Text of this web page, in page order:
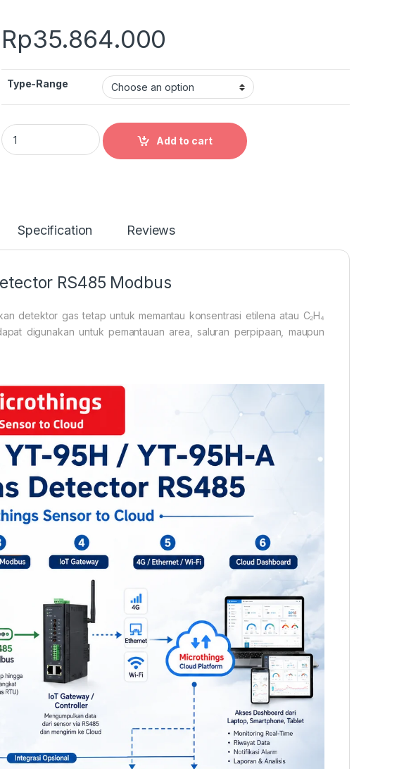
Rp35.864.000
Type-Range
YT-95HA C2H4 Ethylene Gas Detector quantity
Add to cart
Specification Reviews
RS485 Modbus
detektor gas tetap untuk memantau konsentrasi etilena atau C₂H₄
digunakan untuk pemantauan area, saluran perpipaan, maupun